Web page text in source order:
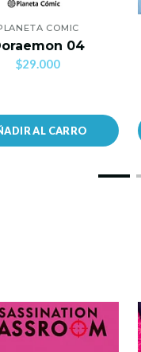
COMIC
04
$29.000
AL CARRO